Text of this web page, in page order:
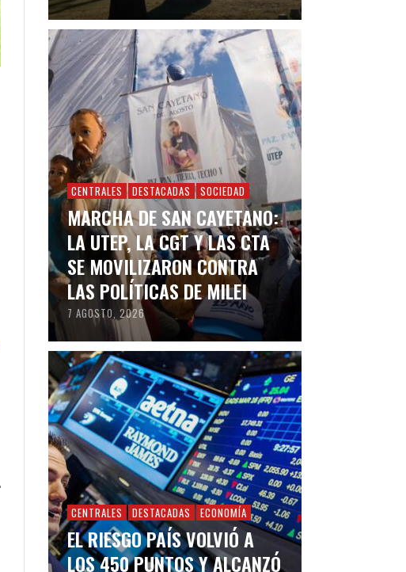
CENTRALES DESTACADAS SOCIEDAD
MARCHA DE SAN CAYETANO:
LA UTEP, LA CGT Y LAS CTA
SE MOVILIZARON CONTRA
LAS POLÍTICAS DE MILEI
7 AGOSTO, 2026
CENTRALES DESTACADAS ECONOMÍA
EL RIESGO PAÍS VOLVIÓ A
LOS 450 PUNTOS Y ALCANZÓ